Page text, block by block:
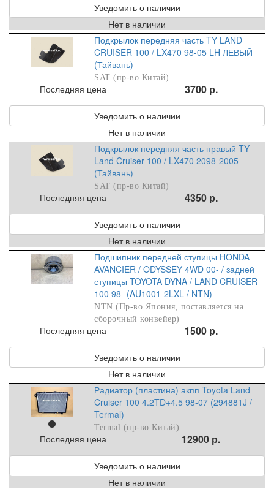
Уведомить о наличии
Нет в наличии
Подкрылок передняя часть TY LAND
CRUISER 100 / LX470 98-05 LH ЛЕВЫЙ
(Тайвань)
SAT (пр-во Китай)
Последняя цена 3700 р.
Уведомить о наличии
Нет в наличии
Подкрылок передняя часть правый TY
Land Cruiser 100 / LX470 2098-2005
(Тайвань)
SAT (пр-во Китай)
Последняя цена 4350 р.
Уведомить о наличии
Нет в наличии
Подшипник передней ступицы HONDA
AVANCIER / ODYSSEY 4WD 00- / задней
ступицы TOYOTA DYNA / LAND CRUISER
100 98- (AU1001-2LXL / NTN)
NTN (Пр-во Япония, поставляется на
сборочный конвейер)
Последняя цена 1500 р.
Уведомить о наличии
Нет в наличии
Радиатор (пластина) акпп Toyota Land
Cruiser 100 4.2TD+4.5 98-07 (294881J /
Termal)
Termal (пр-во Китай)
Последняя цена 12900 р.
Уведомить о наличии
Нет в наличии